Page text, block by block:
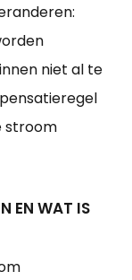
niet al te
stroom
EN WAT IS